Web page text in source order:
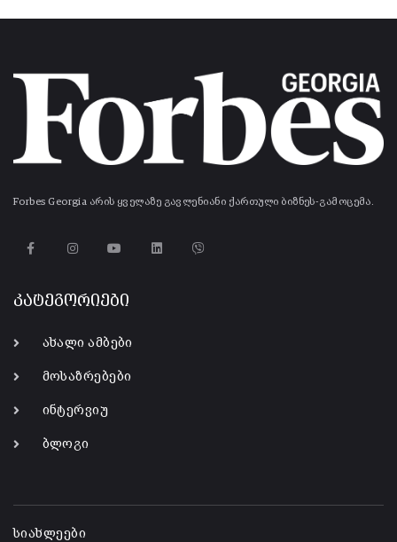
Forbes Georgia არის ყველაზე გავლენიანი ქართული ბიზნეს-გამოცემა.
კატეგორიები
ახალი ამბები
მოსაზრებები
ინტერვიუ
ბლოგი
სიახლეები